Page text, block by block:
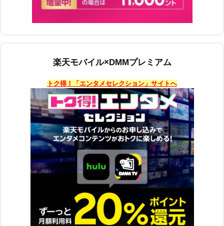
楽天モバイル×DMMプレミアム
トク得！「エンタメセレクション」サイトへ